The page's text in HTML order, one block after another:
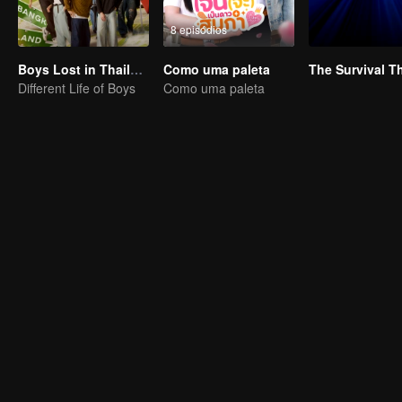
Boys Lost in Thailand·Behind the Scene
Different Life of Boys
8 episódios
Como uma paleta
Como uma paleta